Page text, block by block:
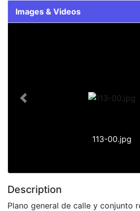
Images & Videos
113-00.jpg
Previous
Description
Plano general de calle y conjunto